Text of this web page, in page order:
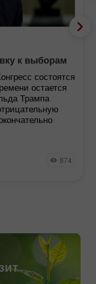
к выборам
состоятся
остается
Трампа
874